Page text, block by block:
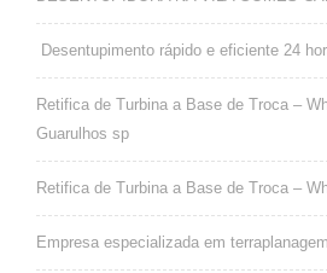
Desentupimento rápido e eficiente 24
Retifica de Turbina a Base de Troca –
Guarulhos sp
Retifica de Turbina a Base de Troca –
Empresa especializada em